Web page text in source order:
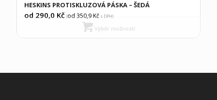
HESKINS PROTISKLUZOVÁ PÁSKA – ŠEDÁ
od 290,0 Kč (od 350,9Kčs DPH)
Výběr možností